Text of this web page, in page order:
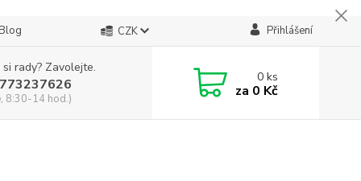
Blog CZK Přihlášení
rady? Zavolejte.
8:30-14 hod.)
0ks
za 0 Kč